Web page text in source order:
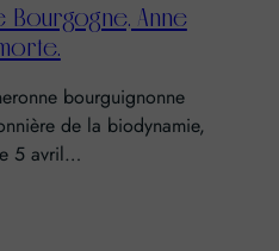
Bourgogne, Anne
bourguignonne
de la biodynamie,
5 avril…